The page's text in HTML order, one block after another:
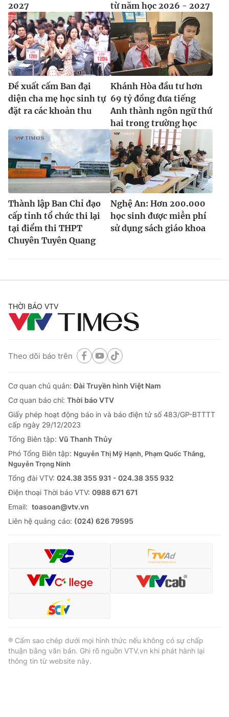
2027
từ năm học 2026 - 2027
Đề xuất cấm Ban đại
diện cha mẹ học sinh tự
đặt ra các khoản thu
Khánh Hòa đầu tư hơn
69 tỷ đồng đưa tiếng
Anh thành ngôn ngữ thứ
hai trong trường học
Thành lập Ban Chỉ đạo
cấp tỉnh tổ chức thi lại
tại điểm thi THPT
Chuyên Tuyên Quang
Nghệ An: Hơn 200.000
học sinh được miễn phí
sử dụng sách giáo khoa
THỜI BÁO VTV
Theo dõi báo trên
Cơ quan chủ quản:Đài Truyền hình Việt Nam
Cơ quan báo chí: Thời báo VTV
Giấy phép hoạt động báo in và báo điện tử số 483/GP-BTTTT
cấp ngày 29/12/2023
Tổng Biên tập: Vũ Thanh Thủy
Phó Tổng Biên tập: Nguyễn Thị Mỹ Hạnh, Phạm Quốc Thắng,
Nguyễn Trọng Ninh
Tổng đài VTV: 024.38 355 931 - 024.38 355 932
Ðiện thoại Thời báo VTV: 0988 671 671
Email: toasoan@vtv.vn
Liên hệ quảng cáo: (024) 626 79595
® Cấm sao chép dưới mọi hình thức nếu không có sự chấp
thuận bằng văn bản. Ghi rõ nguồn VTV.vn khi phát hành lại
thông tin từ website này.